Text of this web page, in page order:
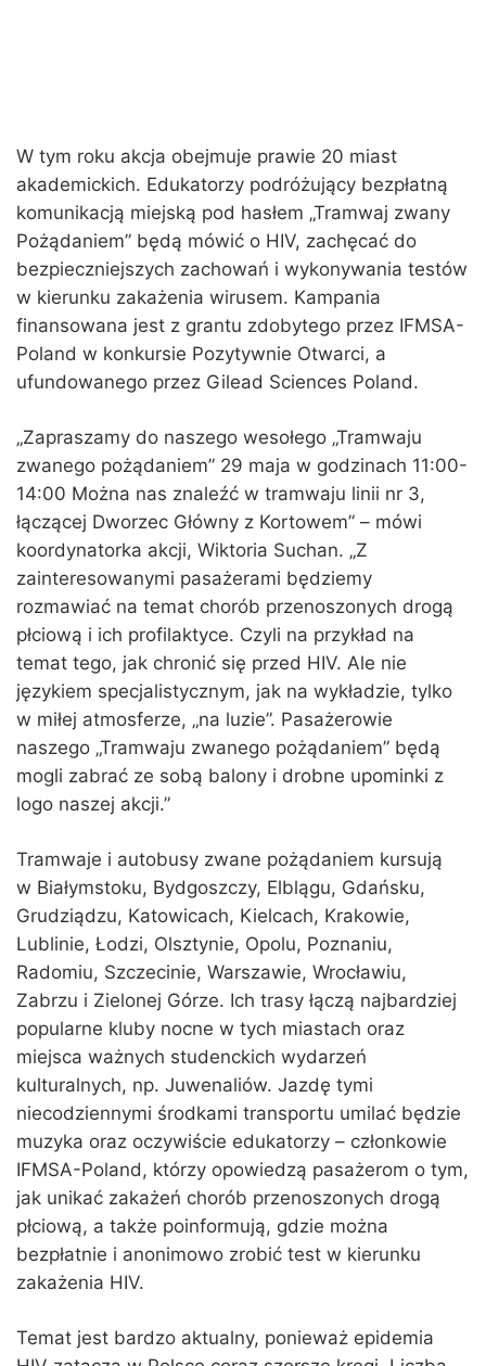
W tym roku akcja obejmuje prawie 20 miast
akademickich. Edukatorzy podróżujący bezpłatną
komunikacją miejską pod hasłem „Tramwaj zwany
Pożądaniem” będą mówić o HIV, zachęcać do
bezpieczniejszych zachowań i wykonywania testów
w kierunku zakażenia wirusem. Kampania
finansowana jest z grantu zdobytego przez IFMSA-
Poland w konkursie Pozytywnie Otwarci, a
ufundowanego przez Gilead Sciences Poland.
„Zapraszamy do naszego wesołego „Tramwaju
zwanego pożądaniem” 29 maja w godzinach 11:00-
14:00 Można nas znaleźć w tramwaju linii nr 3,
łączącej Dworzec Główny z Kortowem” – mówi
koordynatorka akcji, Wiktoria Suchan. „Z
zainteresowanymi pasażerami będziemy
rozmawiać na temat chorób przenoszonych drogą
płciową i ich profilaktyce. Czyli na przykład na
temat tego, jak chronić się przed HIV. Ale nie
językiem specjalistycznym, jak na wykładzie, tylko
w miłej atmosferze, „na luzie”. Pasażerowie
naszego „Tramwaju zwanego pożądaniem” będą
mogli zabrać ze sobą balony i drobne upominki z
logo naszej akcji.”
Tramwaje i autobusy zwane pożądaniem kursują
w Białymstoku, Bydgoszczy, Elblągu, Gdańsku,
Grudziądzu, Katowicach, Kielcach, Krakowie,
Lublinie, Łodzi, Olsztynie, Opolu, Poznaniu,
Radomiu, Szczecinie, Warszawie, Wrocławiu,
Zabrzu i Zielonej Górze. Ich trasy łączą najbardziej
popularne kluby nocne w tych miastach oraz
miejsca ważnych studenckich wydarzeń
kulturalnych, np. Juwenaliów. Jazdę tymi
niecodziennymi środkami transportu umilać będzie
muzyka oraz oczywiście edukatorzy – członkowie
IFMSA-Poland, którzy opowiedzą pasażerom o tym,
jak unikać zakażeń chorób przenoszonych drogą
płciową, a także poinformują, gdzie można
bezpłatnie i anonimowo zrobić test w kierunku
zakażenia HIV.
Temat jest bardzo aktualny, ponieważ epidemia